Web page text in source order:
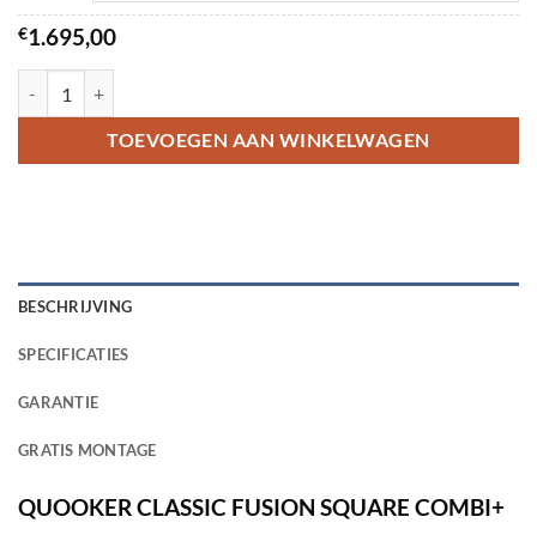
€1.695,00
TOEVOEGEN AAN WINKELWAGEN
BESCHRIJVING
SPECIFICATIES
GARANTIE
GRATIS MONTAGE
QUOOKER CLASSIC FUSION SQUARE COMBI+